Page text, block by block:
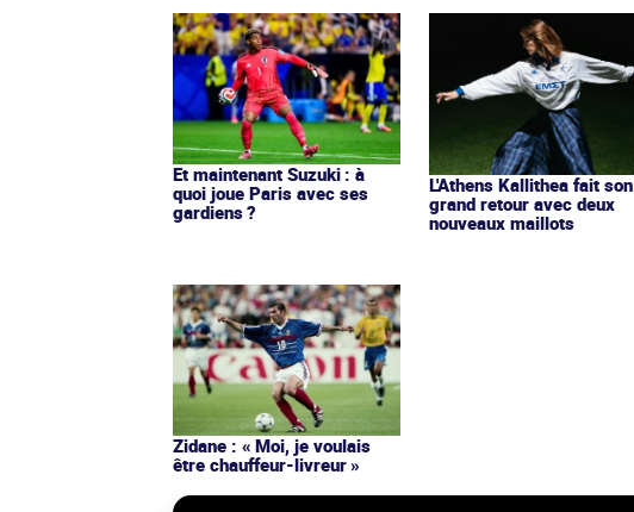
Et maintenant Suzuki : à
quoi joue Paris avec ses
gardiens ?
L'Athens Kallithea fait son
grand retour avec deux
nouveaux maillots
Zidane : « Moi, je voulais
être chauffeur-livreur »